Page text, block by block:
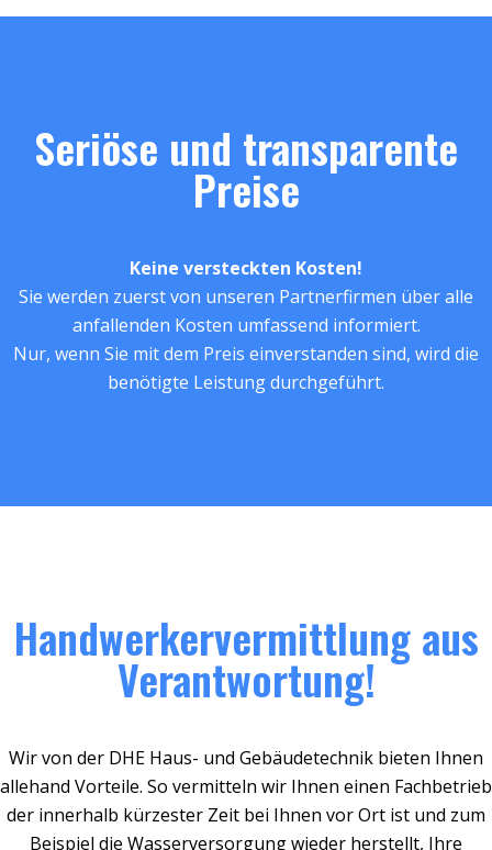
Seriöse und transparente
Preise
Keine versteckten Kosten!
Sie werden zuerst von unseren Partnerfirmen über alle
anfallenden Kosten umfassend informiert.
Nur, wenn Sie mit dem Preis einverstanden sind, wird die
benötigte Leistung durchgeführt.
Handwerkervermittlung aus
Verantwortung!
Wir von der DHE Haus- und Gebäudetechnik bieten Ihnen
allehand Vorteile. So vermitteln wir Ihnen einen Fachbetrieb
der innerhalb kürzester Zeit bei Ihnen vor Ort ist und zum
Beispiel die Wasserversorgung wieder herstellt, Ihre